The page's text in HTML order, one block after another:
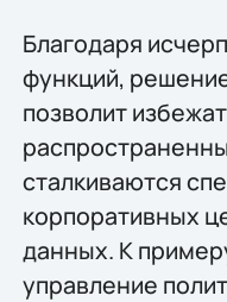
Благодаря
функций,
позволит
сталкиваются
корпоративных
данных. К
управление